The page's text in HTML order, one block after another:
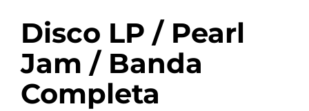
Disco LP / Pearl
Jam / Banda
Completa